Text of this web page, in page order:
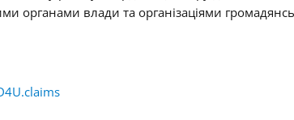
органами влади та організаціями